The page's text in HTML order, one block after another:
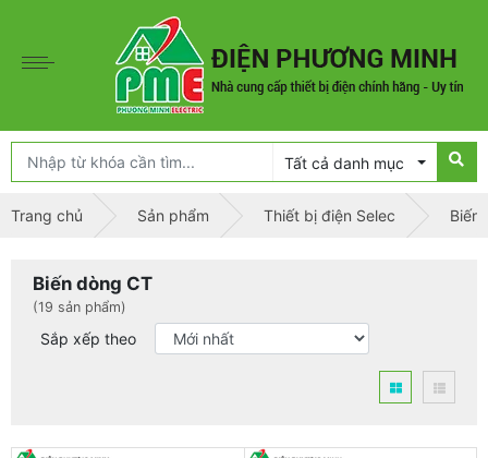
Tất cả danh mục
Trang chủ Sản phẩm Thiết bị điện Selec Biến
Biến dòng CT
(19 sản phẩm)
Sắp xếp theo